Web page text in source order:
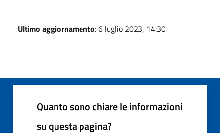
Ultimo aggiornamento: 6 luglio 2023, 14:30
Quanto sono chiare le informazioni
su questa pagina?